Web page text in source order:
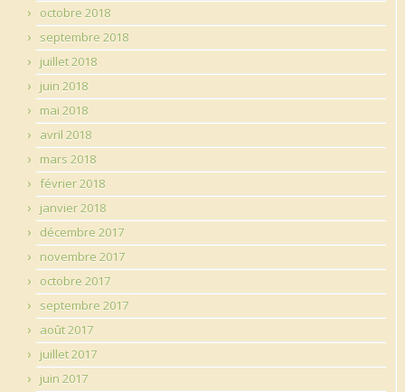
octobre 2018
septembre 2018
juillet 2018
juin 2018
mai 2018
avril 2018
mars 2018
février 2018
janvier 2018
décembre 2017
novembre 2017
octobre 2017
septembre 2017
août 2017
juillet 2017
juin 2017